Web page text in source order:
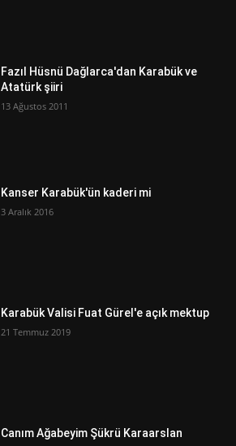
Fazıl Hüsnü Dağlarca'dan Karabük ve
Atatürk şiiri
13 Ağustos 2011
Kanser Karabük'ün kaderi mi
3 Aralık 2016
Karabük Valisi Fuat Gürel'e açık mektup
21 Temmuz 2019
Canım Ağabeyim Şükrü Karaarslan